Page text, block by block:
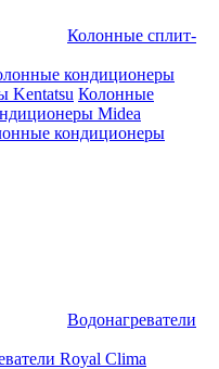
Колонные сплит-
кондиционеры
Kentatsu Колонные
Midea
кондиционеры
Водонагреватели
Royal Clima